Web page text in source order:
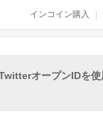
インコイン購入
TwitterオープンIDを